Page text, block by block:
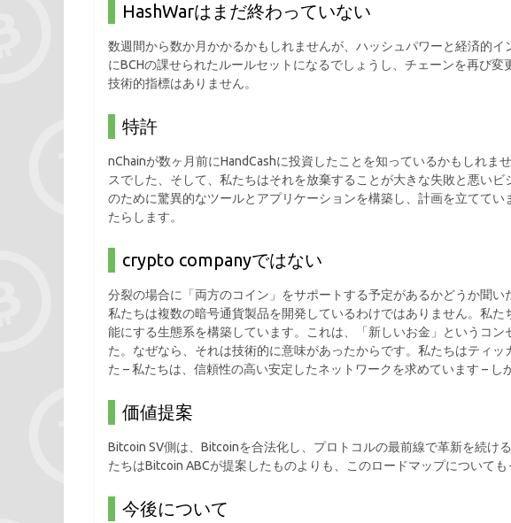
HashWarはまだ終わっていない
数週間から数か月かかるかもしれませんが、ハッシュパワーと経済的
にBCHの課せられたルールセットになるでしょうし、チェーンを再び
技術的指標はありません。
特許
nChainが数ヶ月前にHandCashに投資したことを知っているかもしれま
スでした、そして、私たちはそれを放棄することが大きな失敗と悪い
のために驚異的なツールとアプリケーションを構築し、計画を立てて
たらします。
crypto companyではない
分裂の場合に「両方のコイン」をサポートする予定があるかどうか聞
私たちは複数の暗号通貨製品を開発しているわけではありません。私
能にする生態系を構築しています。これは、「新しいお金」というコ
た。なぜなら、それは技術的に意味があったからです。私たちはティ
た – 私たちは、信頼性の高い安定したネットワークを求めています – し
価値提案
Bitcoin SV側は、Bitcoinを合法化し、プロトコルの最前線で革新を続け
たちはBitcoin ABCが提案したものよりも、このロードマップについても
今後について